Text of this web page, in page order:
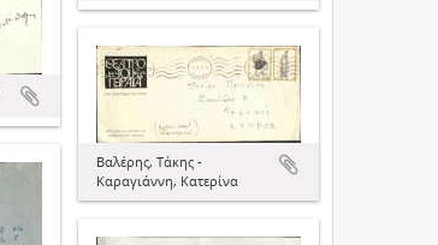
Βαλέρης, Τάκης -
Καραγιάννη, Κατερίνα